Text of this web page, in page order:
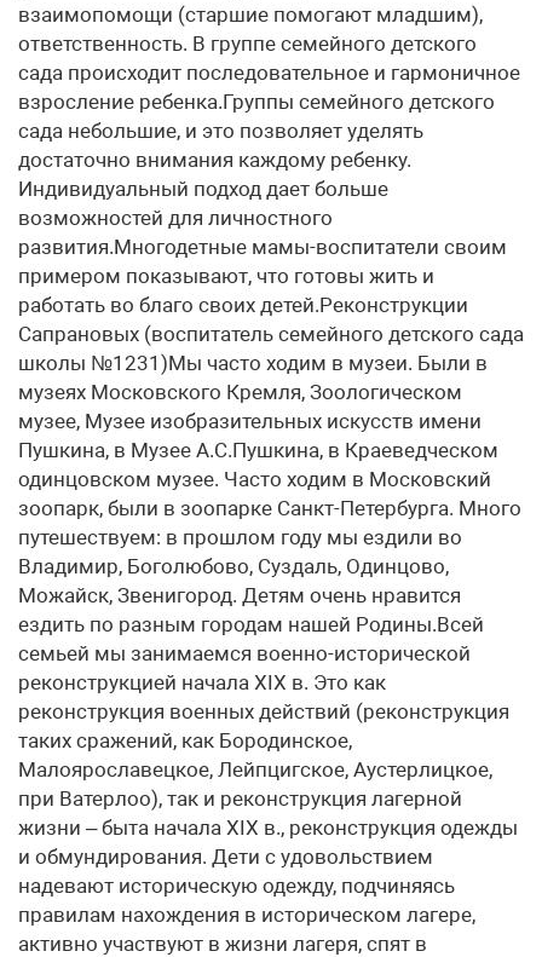
взаимопомощи (старшие помогают младшим),
ответственность. В группе семейного детского
сада происходит последовательное и гармоничное
взросление ребенка.Группы семейного детского
сада небольшие, и это позволяет уделять
достаточно внимания каждому ребенку.
Индивидуальный подход дает больше
возможностей для личностного
развития.Многодетные мамы-воспитатели своим
примером показывают, что готовы жить и
работать во благо своих детей.Реконструкции
Сапрановых (воспитатель семейного детского сада
школы №1231)Мы часто ходим в музеи. Были в
музеях Московского Кремля, Зоологическом
музее, Музее изобразительных искусств имени
Пушкина, в Музее А.С.Пушкина, в Краеведческом
одинцовском музее. Часто ходим в Московский
зоопарк, были в зоопарке Санкт-Петербурга. Много
путешествуем: в прошлом году мы ездили во
Владимир, Боголюбово, Суздаль, Одинцово,
Можайск, Звенигород. Детям очень нравится
ездить по разным городам нашей Родины.Всей
семьей мы занимаемся военно-исторической
реконструкцией начала XIX в. Это как
реконструкция военных действий (реконструкция
таких сражений, как Бородинское,
Малоярославецкое, Лейпцигское, Аустерлицкое,
при Ватерлоо), так и реконструкция лагерной
жизни – быта начала XIX в., реконструкция одежды
и обмундирования. Дети с удовольствием
надевают историческую одежду, подчиняясь
правилам нахождения в историческом лагере,
активно участвуют в жизни лагеря, спят в